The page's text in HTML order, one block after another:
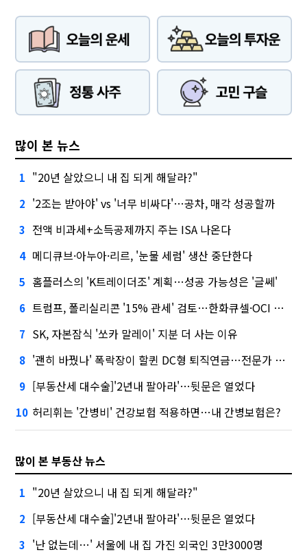
많이 본 뉴스
1 "20년 살았으니 내 집 되게 해달라?"
2 '2조는 받아야' vs '너무 비싸다'…공차, 매각 성공할까
3 전액 비과세+소득공제까지 주는 ISA 나온다
4 메디큐브·아누아·리르, '눈물 세럼' 생산 중단한다
5 홈플러스의 'K트레이더조' 계획…성공 가능성은 '글쎄'
6 트럼프, 폴리실리콘 '15% 관세' 검토…한화큐셀·OCI 영향은?
7 SK, 자본잠식 '쏘카 말레이' 지분 더 사는 이유
8 '괜히 바꿨나' 폭락장이 할퀸 DC형 퇴직연금…전문가 조언은
9 [부동산세 대수술]'2년내 팔아라'…뒷문은 열었다
10 허리휘는 '간병비' 건강보험 적용하면…내 간병보험은?
많이 본 부동산 뉴스
1 "20년 살았으니 내 집 되게 해달라?"
2 [부동산세 대수술]'2년내 팔아라'…뒷문은 열었다
3 '난 없는데…' 서울에 내 집 가진 외국인 3만3000명